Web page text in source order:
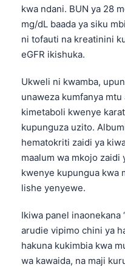
kwa ndani. BUN ya 28
mg/dL baada ya siku
ni tofauti na kreatinini
eGFR ikishuka.
Ukweli ni kwamba,
unaweza kumfanya
kimetaboli kwenye
kupunguza uzito.
hematokriti zaidi ya
maalum wa mkojo zaidi
kwenye kupungua kwa
lishe yenyewe.
Ikiwa panel inaonekana
arudie vipimo chini ya
hakuna kukimbia kwa
wa kawaida, na maji